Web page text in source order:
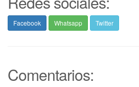
Facebook Whatsapp Twitter
Comentarios: